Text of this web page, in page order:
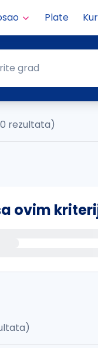
Plate
grad
rezultata)
ovim